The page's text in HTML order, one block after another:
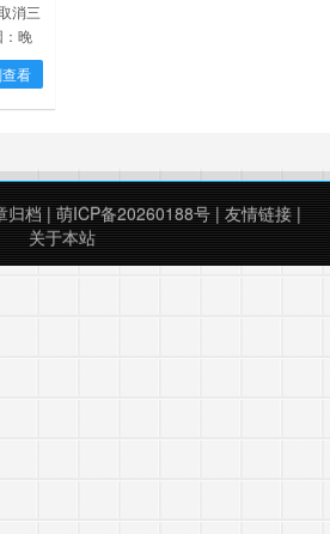
消三
：晚
看
归档 | 萌ICP备20260188号 | 友情链接 |
关于本站